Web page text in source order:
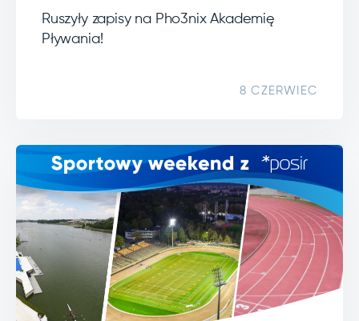
Ruszyły zapisy na Pho3nix Akademię
Pływania!
8 CZERWIEC